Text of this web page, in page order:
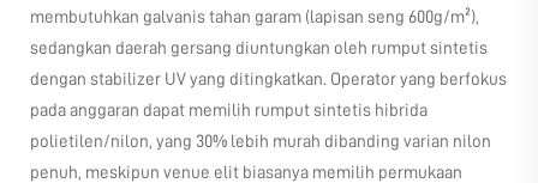
membutuhkan galvanis tahan garam (lapisan seng 600g/m²),
sedangkan daerah gersang diuntungkan oleh rumput sintetis
dengan stabilizer UV yang ditingkatkan. Operator yang berfokus
pada anggaran dapat memilih rumput sintetis hibrida
polietilen/nilon, yang 30% lebih murah dibanding varian nilon
penuh, meskipun venue elit biasanya memilih permukaan